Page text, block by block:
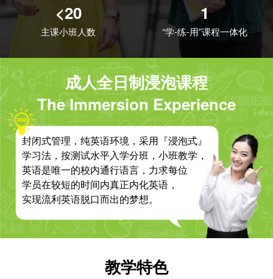
<20
主课小班人数
1
“学-练-用”课程一体化
成人全日制浸泡课程
The Immersion Experience
封闭式管理，纯英语环境，采用『浸泡式』
学习法，按测试水平入学分班，小班教学，
英语是唯一的校内通行语言，力求每位
学员在较短的时间内真正内化英语，
实现流利英语脱口而出的梦想。
教学特色